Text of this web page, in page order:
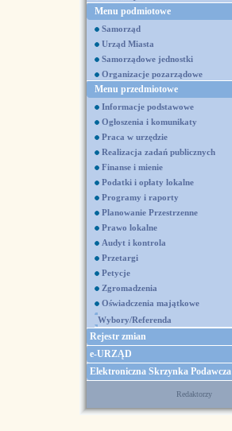
Menu podmiotowe
Samorząd
Urząd Miasta
Samorządowe jednostki
Organizacje pozarządowe
Menu przedmiotowe
Informacje podstawowe
Ogłoszenia i komunikaty
Praca w urzędzie
Realizacja zadań publicznych
Finanse i mienie
Podatki i opłaty lokalne
Programy i raporty
Planowanie Przestrzenne
Prawo lokalne
Audyt i kontrola
Przetargi
Petycje
Zgromadzenia
Oświadczenia majątkowe
Wybory/Referenda
Rejestr zmian
e-URZĄD
Elektroniczna Skrzynka Podawcza
Redaktorzy